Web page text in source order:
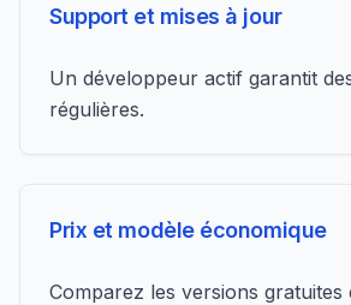
Support et mises à jour
Un développeur actif garantit
régulières.
Prix et modèle économique
Comparez les versions gratuites